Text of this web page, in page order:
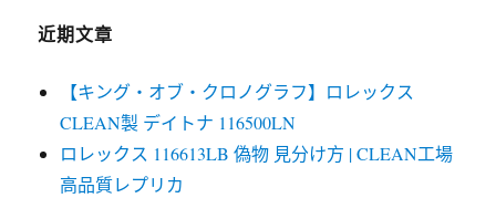
近期文章
【キング・オブ・クロノグラフ】ロレックス
CLEAN製 デイトナ 116500LN
ロレックス 116613LB 偽物 見分け方 | CLEAN工場
高品質レプリカ